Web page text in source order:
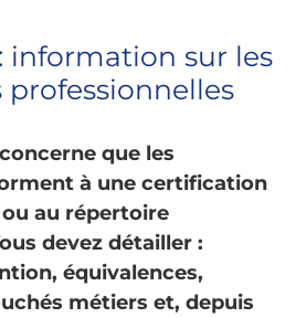
information sur les
que les
à une certification
au répertoire
devez détailler :
équivalences,
métiers et, depuis